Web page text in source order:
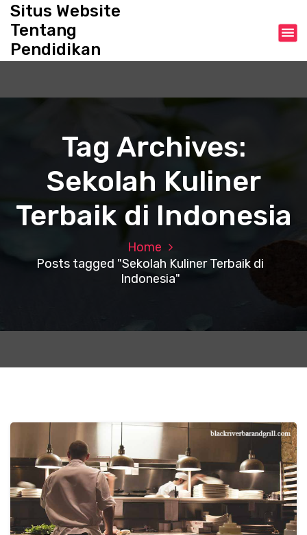
c
Situs Website
Tentang
Pendidikan
Tag Archives:
Sekolah Kuliner
Terbaik di Indonesia
Home
Posts tagged "Sekolah Kuliner Terbaik di
Indonesia"